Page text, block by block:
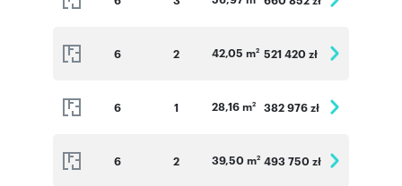
6 2 42,05 m2 521 420 zł
6 1 28,16 m2 382 976 zł
6 2 39,50 m2 493 750 zł